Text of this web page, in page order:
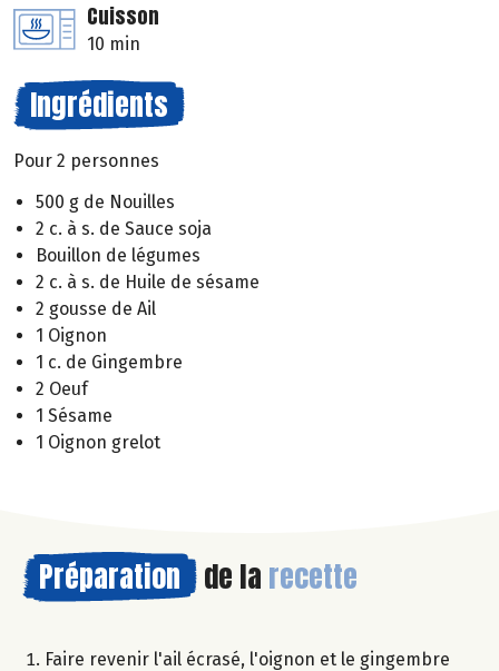
Cuisson
10 min
Ingrédients
Pour 2 personnes
500 g de Nouilles
2 c. à s. de Sauce soja
Bouillon de légumes
2 c. à s. de Huile de sésame
2 gousse de Ail
1 Oignon
1 c. de Gingembre
2 Oeuf
1 Sésame
1 Oignon grelot
Préparation de la recette
Faire revenir l'ail écrasé, l'oignon et le gingembre